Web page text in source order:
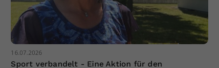
16.07.2026
Sport verbandelt - Eine Aktion für den